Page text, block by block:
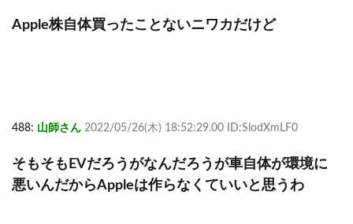
Apple株自体買ったことないニワカだけど
488: 山師さん 2022/05/26(木) 18:52:29.00 ID:SlodXmLF0
そもそもEVだろうがなんだろうが車自体が環境に
悪いんだからAppleは作らなくていいと思うわ